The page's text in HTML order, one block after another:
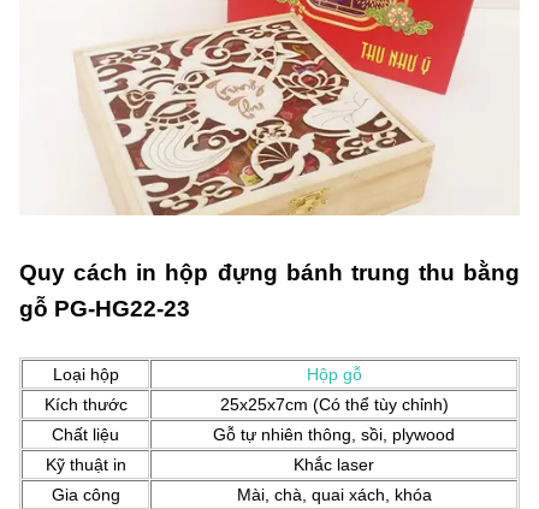
Quy cách in hộp đựng bánh trung thu bằng
gỗ PG-HG22-23
Loại hộp
Hộp gỗ
Kích thước
25x25x7cm (Có thể tùy chỉnh)
Chất liệu
Gỗ tự nhiên thông, sồi, plywood
Kỹ thuật in
Khắc laser
Gia công
Mài, chà, quai xách, khóa